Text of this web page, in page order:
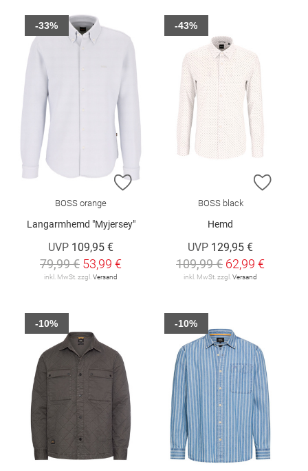
ZUR WUNSCHLISTE HINZUFÜGEN
BOSS orange
Langarmhemd "Myjersey"
UVP 109,95 €
79,99 € 53,99 €
inkl. MwSt. zzgl.Versand
-33%
ZUR
BOSS black
Hemd
UVP 129,95 €
109,99 € 62,99 €
inkl. MwSt. zzgl.Versand
-43%
-10% -10%